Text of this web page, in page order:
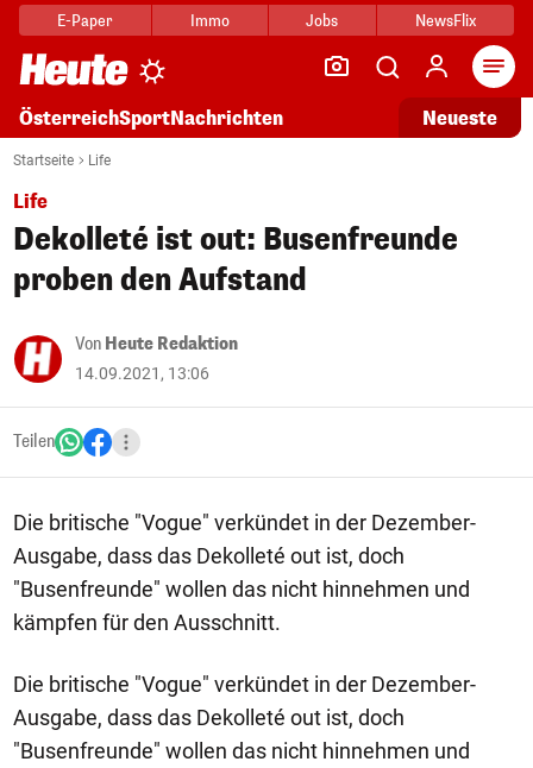
E-Paper Immo Jobs NewsFlix
ÖsterreichSportNachrichten Neueste
Startseite Life
Life
Dekolleté ist out: Busenfreunde
proben den Aufstand
Von Heute Redaktion
14.09.2021, 13:06
Teilen
Die britische "Vogue" verkündet in der Dezember-
Ausgabe, dass das Dekolleté out ist, doch
"Busenfreunde" wollen das nicht hinnehmen und
kämpfen für den Ausschnitt.
Die britische "Vogue" verkündet in der Dezember-
Ausgabe, dass das Dekolleté out ist, doch
"Busenfreunde" wollen das nicht hinnehmen und